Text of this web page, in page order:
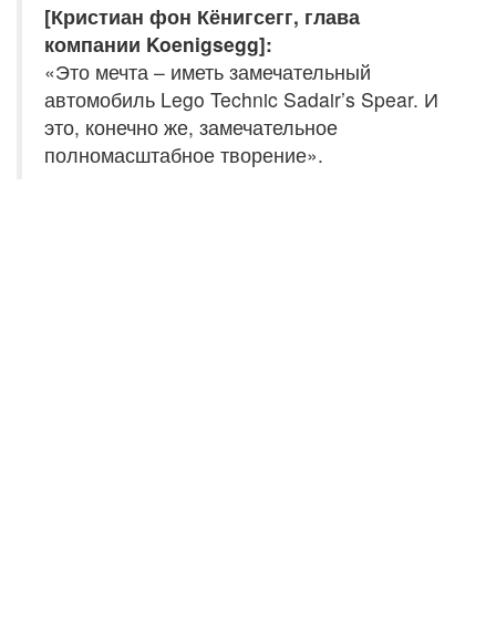
[Кристиан фон Кёнигсегг, глава
компании Koenigsegg]:
«Это мечта – иметь замечательный
автомобиль Lego Technic Sadair’s Spear. И
это, конечно же, замечательное
полномасштабное творение».